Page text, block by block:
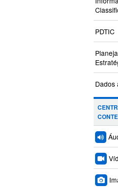
PDTIC
Dados